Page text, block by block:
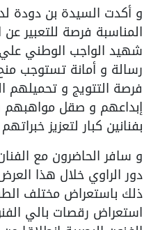
و أكدت السيدة بن دودة
المناسبة فرصة للتعبير عن
شهيد الواجب الوطني
رسالة و أمانة تستوجب
فرصة التتويج و تحميلهم
إبداعهم و صقل مواهبهم
بفنانين كبار لتعزيز
و سافر الحاضرون مع
دور الراوي خلال هذا
ذلك باستعراض مختلف
استعراض رقصات بالي